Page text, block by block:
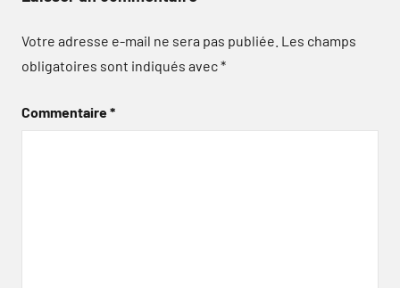
Votre adresse e-mail ne sera pas publiée. Les champs
obligatoires sont indiqués avec*
Commentaire*